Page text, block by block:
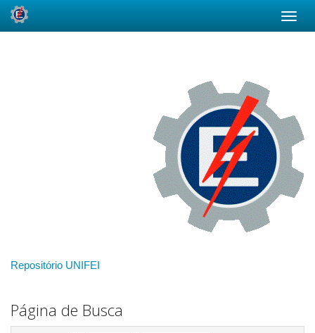
Repositório UNIFEI
Página de Busca